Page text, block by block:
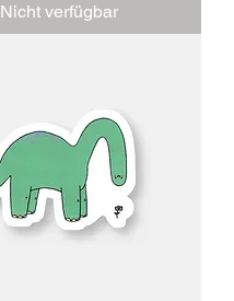
Nicht verfügbar